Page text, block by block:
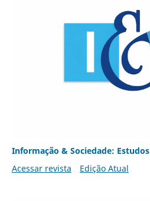
Informação & Sociedade: Estudos
Acessar revista
Edição Atual